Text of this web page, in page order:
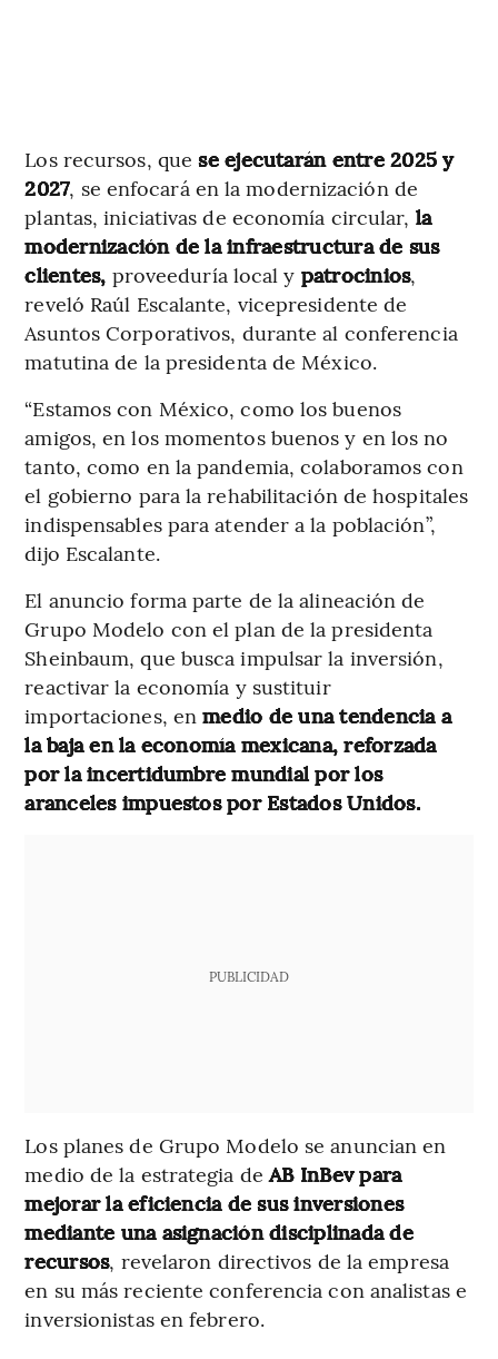
Los recursos, que se ejecutarán entre 2025 y
2027, se enfocará en la modernización de
plantas, iniciativas de economía circular, la
modernización de la infraestructura de sus
clientes, proveeduría local y patrocinios,
reveló Raúl Escalante, vicepresidente de
Asuntos Corporativos, durante al conferencia
matutina de la presidenta de México.
“Estamos con México, como los buenos
amigos, en los momentos buenos y en los no
tanto, como en la pandemia, colaboramos con
el gobierno para la rehabilitación de hospitales
indispensables para atender a la población”,
dijo Escalante.
El anuncio forma parte de la alineación de
Grupo Modelo con el plan de la presidenta
Sheinbaum, que busca impulsar la inversión,
reactivar la economía y sustituir
importaciones, enmedio de una tendencia a
la baja en la economía mexicana, reforzada
por la incertidumbre mundial por los
aranceles impuestos por Estados Unidos.
PUBLICIDAD
Los planes de Grupo Modelo se anuncian en
medio de la estrategia de AB InBev para
mejorar la eficiencia de sus inversiones
mediante una asignación disciplinada de
recursos, revelaron directivos de la empresa
en su más reciente conferencia con analistas e
inversionistas en febrero.